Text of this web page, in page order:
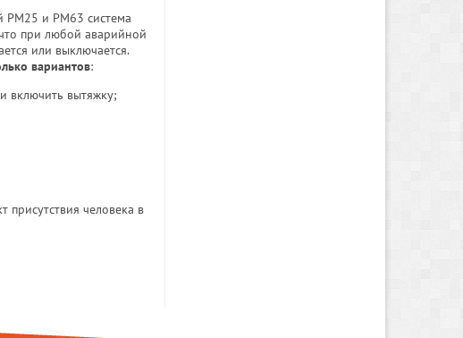
РМ25 и РМ63 система
при любой аварийной
или выключается.
вариантов:
включить вытяжку;
человека в